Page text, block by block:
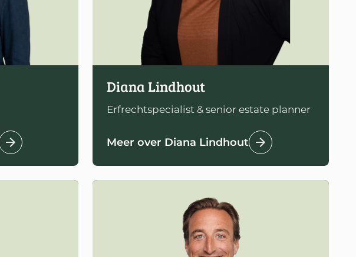
Diana Lindhout
Erfrechtspecialist & senior estate planner
Meer over Diana Lindhout